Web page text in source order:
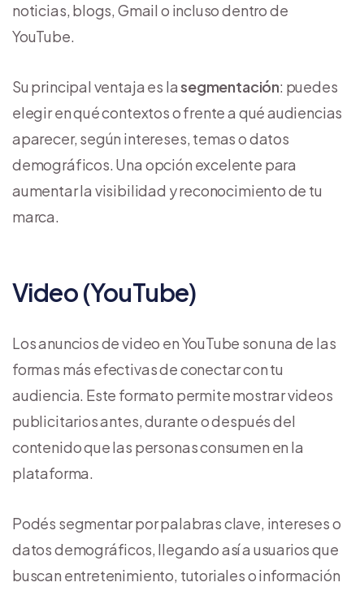
noticias, blogs, Gmail o incluso dentro de
YouTube.
Su principal ventaja es lasegmentación: puedes
elegir en qué contextos o frente a qué audiencias
aparecer, según intereses, temas o datos
demográficos. Una opción excelente para
aumentar la visibilidad y reconocimiento de tu
marca.
Video (YouTube)
Los anuncios de video en YouTube son una de las
formas más efectivas de conectar con tu
audiencia. Este formato permite mostrar videos
publicitarios antes, durante o después del
contenido que las personas consumen en la
plataforma.
Podés segmentar por palabras clave, intereses o
datos demográficos, llegando así a usuarios que
buscan entretenimiento, tutoriales o información